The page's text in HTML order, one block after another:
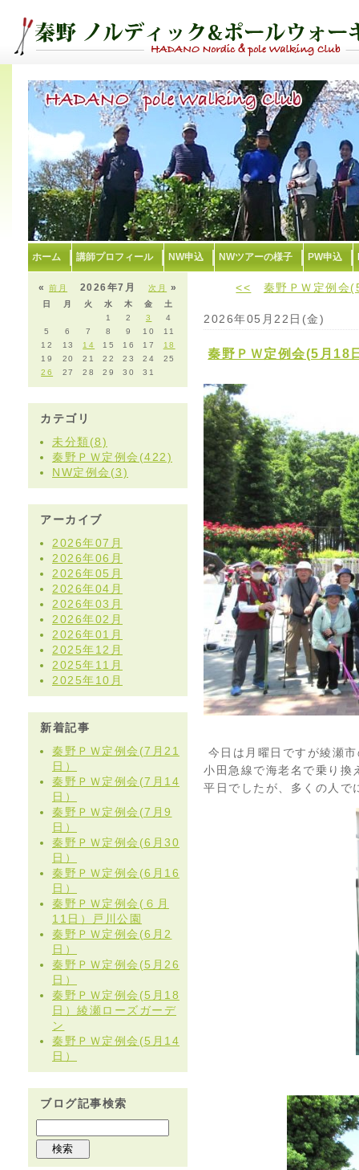
ホーム 講師プロフィール NW申込 NWツアーの様子 PW申込
«前月 次月 »
2026年7月
日 月 火 水 木 金
土
1
2 3
4
5
6 7 8 9 10
11
12
13 14 15 16 17
18
19
20 21 22 23 24
25
26
27 28 29 30 31
カテゴリ
未分類(8)
秦野ＰＷ定例会(422)
NW定例会(3)
アーカイブ
2026年07月
2026年06月
2026年05月
2026年04月
2026年03月
2026年02月
2026年01月
2025年12月
2025年11月
2025年10月
新着記事
秦野ＰＷ定例会(7月21
日）
秦野ＰＷ定例会(7月14
日）
秦野ＰＷ定例会(7月9
日）
秦野ＰＷ定例会(6月30
日）
秦野ＰＷ定例会(6月16
日）
秦野ＰＷ定例会(６月
11日）戸川公園
秦野ＰＷ定例会(6月2
日）
秦野ＰＷ定例会(5月26
日）
秦野ＰＷ定例会(5月18
日）綾瀬ローズガーデ
ン
秦野ＰＷ定例会(5月14
日）
ブログ記事検索
<< 秦野ＰＷ定例会
2026年05月22日(金)
秦野ＰＷ定例会(5月18
今日は月曜日ですが綾瀬
小田急線で海老名で乗り換
平日でしたが、多くの人で